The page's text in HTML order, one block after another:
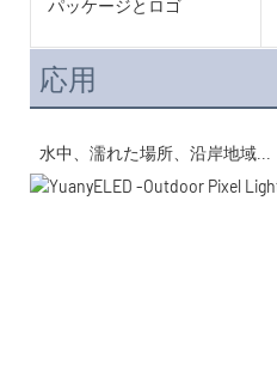
パッケージとロゴ
応用